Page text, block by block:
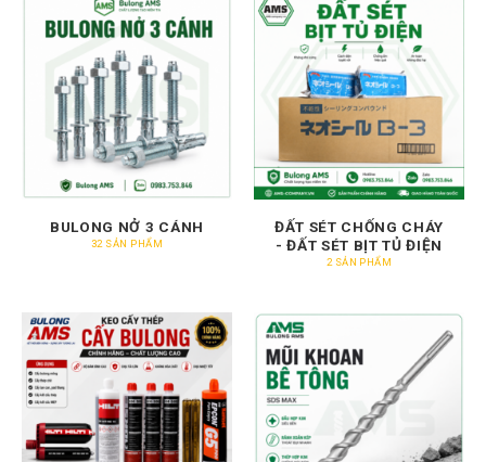
32 SẢN PHẨM
- ĐẤT SÉT BỊT TỦ ĐIỆN
2 SẢN PHẨM